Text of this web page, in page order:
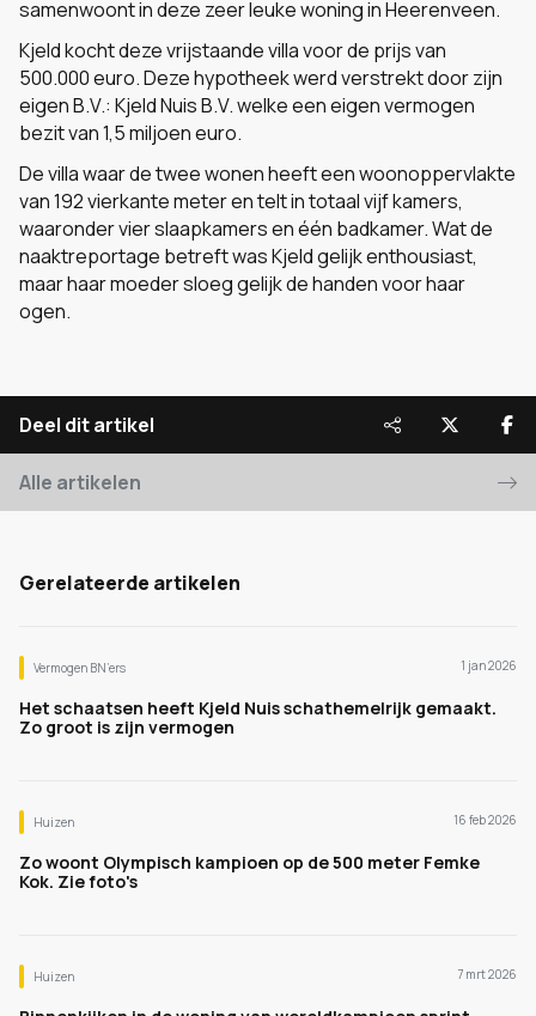
samenwoont in deze zeer leuke woning in Heerenveen.
Kjeld kocht deze vrijstaande villa voor de prijs van
500.000 euro. Deze hypotheek werd verstrekt door zijn
eigen B.V.: Kjeld Nuis B.V. welke een eigen vermogen
bezit van 1,5 miljoen euro.
De villa waar de twee wonen heeft een woonoppervlakte
van 192 vierkante meter en telt in totaal vijf kamers,
waaronder vier slaapkamers en één badkamer. Wat de
naaktreportage betreft was Kjeld gelijk enthousiast,
maar haar moeder sloeg gelijk de handen voor haar
ogen.
Deel dit artikel
Alle artikelen
Gerelateerde artikelen
Vermogen BN’ers 1 jan 2026
Het schaatsen heeft Kjeld Nuis schathemelrijk gemaakt.
Zo groot is zijn vermogen
Huizen 16 feb 2026
Zo woont Olympisch kampioen op de 500 meter Femke
Kok. Zie foto's
Huizen 7 mrt 2026